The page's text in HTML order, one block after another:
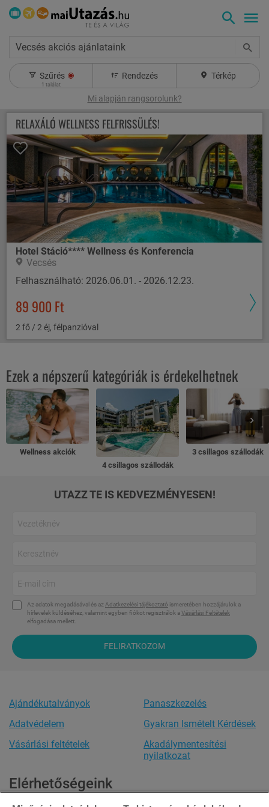
Vecsés akciós ajánlataink
Szűrés
1 találat
Rendezés Térkép
Mi alapján rangsorolunk?
RELAXÁLÓ WELLNESS FELFRISSÜLÉS!
Hotel Stáció**** Wellness és Konferencia
Vecsés
Felhasználható: 2026.06.01. - 2026.12.23.
89 900 Ft
2 fő / 2 éj, félpanzióval
Ezek a népszerű kategóriák is érdekelhetnek
Wellness akciók
4 csillagos szállodák
3 csillagos szállodák
UTAZZ TE IS KEDVEZMÉNYESEN!
Az adatok megadásával és az Adatkezelési tájékoztató ismeretében hozzájárulok a
hírlevelek küldéséhez, valamint egyben fiókot regisztrálok aVásárlási Feltételek
elfogadása mellett.
FELIRATKOZOM
Ajándékutalványok
Adatvédelem
Vásárlási feltételek
Panaszkezelés
Gyakran Ismételt Kérdések
Akadálymentesítési
nyilatkozat
Elérhetőségeink